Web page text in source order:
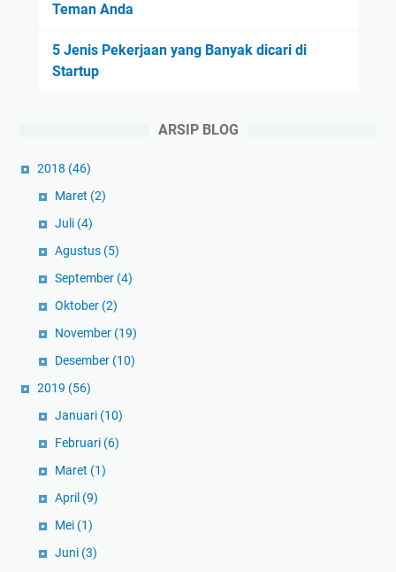
Teman Anda
5 Jenis Pekerjaan yang Banyak dicari di
Startup
ARSIP BLOG
2018 (46)
Maret (2)
Juli (4)
Agustus (5)
September (4)
Oktober (2)
November (19)
Desember (10)
2019 (56)
Januari (10)
Februari (6)
Maret (1)
April (9)
Mei (1)
Juni (3)